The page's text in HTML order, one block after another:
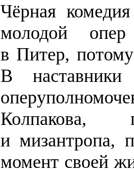
Чёрная
молодой
в Питер,
В наставники
Колпакова,
и мизантропа,
момент своей